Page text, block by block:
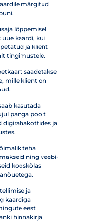
märgitud
lõppemisel
uue kaardi, kui
ja klient
tingimustele.
saadetakse
mille klient on
kasutada
panga poolt
digirahakottides ja
teha
ning veebi-
kooskõlas
ja
kaardiga
eest
hinnakirja